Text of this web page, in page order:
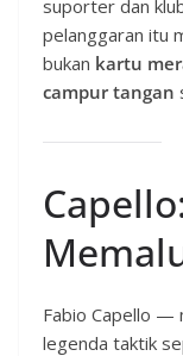
suporter dan
pelanggaran itu
bukan kartu
campur tangan
Fabio Capello —
legenda taktik